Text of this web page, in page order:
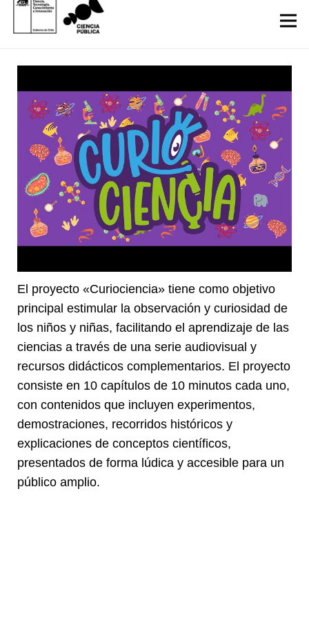
El proyecto «Curiociencia» tiene como objetivo
principal estimular la observación y curiosidad de
los niños y niñas, facilitando el aprendizaje de las
ciencias a través de una serie audiovisual y
recursos didácticos complementarios. El proyecto
consiste en 10 capítulos de 10 minutos cada uno,
con contenidos que incluyen experimentos,
demostraciones, recorridos históricos y
explicaciones de conceptos científicos,
presentados de forma lúdica y accesible para un
público amplio.